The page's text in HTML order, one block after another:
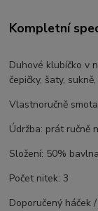
Kompletní
Duhové klubíčko v
čepičky, šaty,
Vlastnoručně
Údržba: prát ručně
Složení: 50%
Počet nitek: 3
Doporučený háček